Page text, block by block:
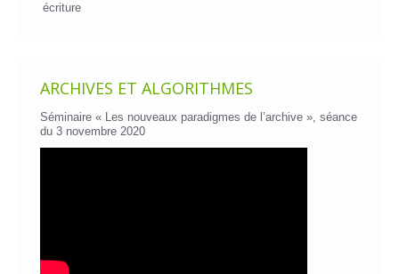
écriture
ARCHIVES ET ALGORITHMES
Séminaire « Les nouveaux paradigmes de l’archive », séance
du 3 novembre 2020